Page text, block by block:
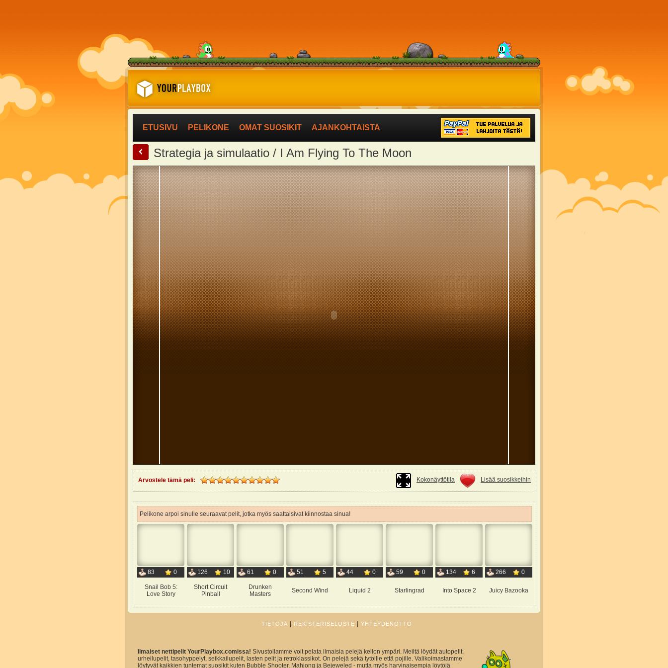
ETUSIVU PELIKONE OMAT SUOSIKIT AJANKOHTAISTA
< Strategia ja simulaatio / I Am Flying To The Moon
Arvostele tämä peli: Kokonäyttötila Lisää suosikkeihin
Pelikone arpoi sinulle seuraavat pelit, jotka myös saattaisivat kiinnostaa sinua!
83 0
Snail Bob 5:
Love Story
126 10
Short Circuit
Pinball
61 0
Drunken
Masters
51 5
Second Wind
44 0
Liquid 2
59 0
Starlingrad
134 6
Into Space 2
266 0
Juicy Bazooka
TIETOJA REKISTERISELOSTE YHTEYDENOTTO
Ilmaiset nettipelit YourPlaybox.comissa! Sivustollamme voit pelata ilmaisia pelejä kellon ympäri. Meiltä löydät autopelit,
urheilupelit, tasohyppelyt, seikkailupelit, lasten pelit ja retroklassikot. On pelejä sekä tytöille että pojille. Valikoimastamme
löytyvät kaikkien tuntemat suosikit kuten Bubble Shooter, Mahjong ja Bejeweled - mutta myös harvinaisempia löytöjä